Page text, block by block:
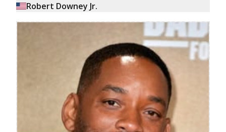
Robert Downey Jr.